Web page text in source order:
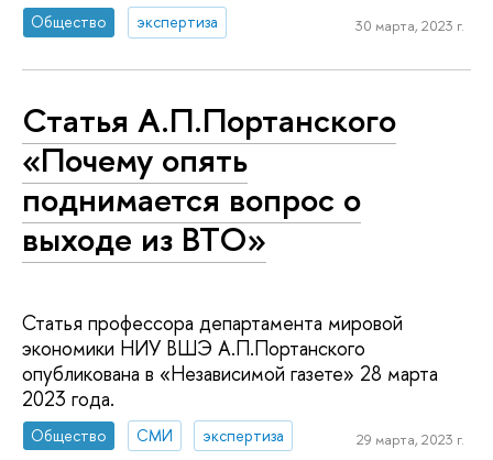
Общество экспертиза 30 марта, 2023 г.
Статья А.П.Портанского
«Почему опять
поднимается вопрос о
выходе из ВТО»
Статья профессора департамента мировой
экономики НИУ ВШЭ А.П.Портанского
опубликована в «Независимой газете» 28 марта
2023 года.
Общество СМИ экспертиза 29 марта, 2023 г.